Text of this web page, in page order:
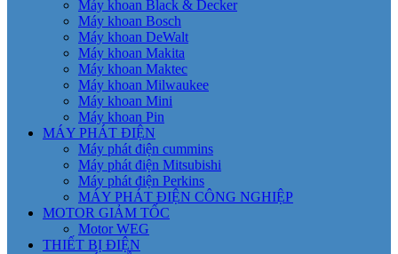
Máy khoan Black & Decker
Máy khoan Bosch
Máy khoan DeWalt
Máy khoan Makita
Máy khoan Maktec
Máy khoan Milwaukee
Máy khoan Mini
Máy khoan Pin
MÁY PHÁT ĐIỆN
Máy phát điện cummins
Máy phát điện Mitsubishi
Máy phát điện Perkins
MÁY PHÁT ĐIỆN CÔNG NGHIỆP
MOTOR GIẢM TỐC
Motor WEG
THIẾT BỊ ĐIỆN